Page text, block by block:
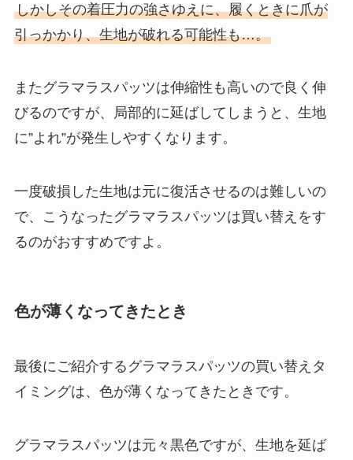
しかしその着圧力の強さゆえに、履くときに爪が
引っかかり、生地が破れる可能性も…。
またグラマラスパッツは伸縮性も高いので良く伸
びるのですが、局部的に延ばしてしまうと、生地
に”よれ”が発生しやすくなります。
一度破損した生地は元に復活させるのは難しいの
で、こうなったグラマラスパッツは買い替えをす
るのがおすすめですよ。
色が薄くなってきたとき
最後にご紹介するグラマラスパッツの買い替えタ
イミングは、色が薄くなってきたときです。
グラマラスパッツは元々黒色ですが、生地を延ば